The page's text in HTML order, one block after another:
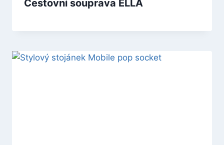
Cestovní souprava ELLA